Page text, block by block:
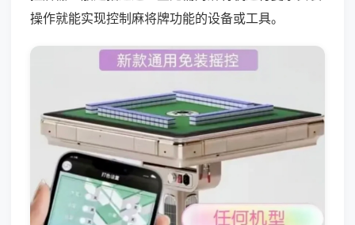
操作就能实现控制麻将牌功能的设备或工具。